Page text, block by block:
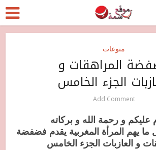
منوعات
المراهقات و
الجزء الخامس
Add Comment
عليكم و رحمة الله و بركاته
يهم المرأة المغربية يقدم فضفضة
و العازبات الجزء الخامس